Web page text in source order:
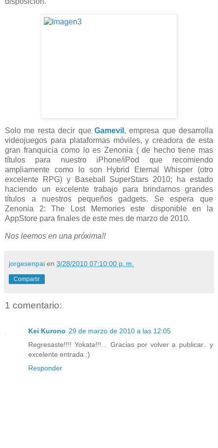
Solo me resta decir que Gamevil , empresa que desarrolla
videojuegos para plataformas móviles, y creadora de esta
gran franquicia como lo es Zenonia ( de hecho tiene mas
títulos para nuestro iPhone/iPod que recomiendo
ampliamente como lo son Hybrid Eternal Whisper (otro
excelente RPG) y Baseball SuperStars 2010; ha estado
haciendo un excelente trabajo para brindarnos grandes
títulos a nuestros pequeños gadgets. Se espera que
Zenonia 2: The Lost Memories este disponible en la
AppStore para finales de este mes de marzo de 2010.
Nos leemos en una próxima!!
jorgesenpai en 3/28/2010 07:10:00 p. m.
Compartir
1 comentario:
Kei Kurono 29 de marzo de 2010 a las 12:05
Regresaste!!!! Yokata!!!... Gracias por volver a publicar.. y
excelente entrada :)
Responder